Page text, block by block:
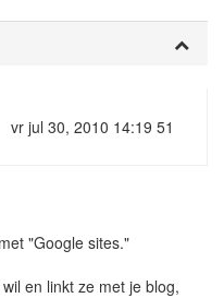
vr jul 30, 2010 14:19 51
"Google sites."
en linkt ze met je blog,